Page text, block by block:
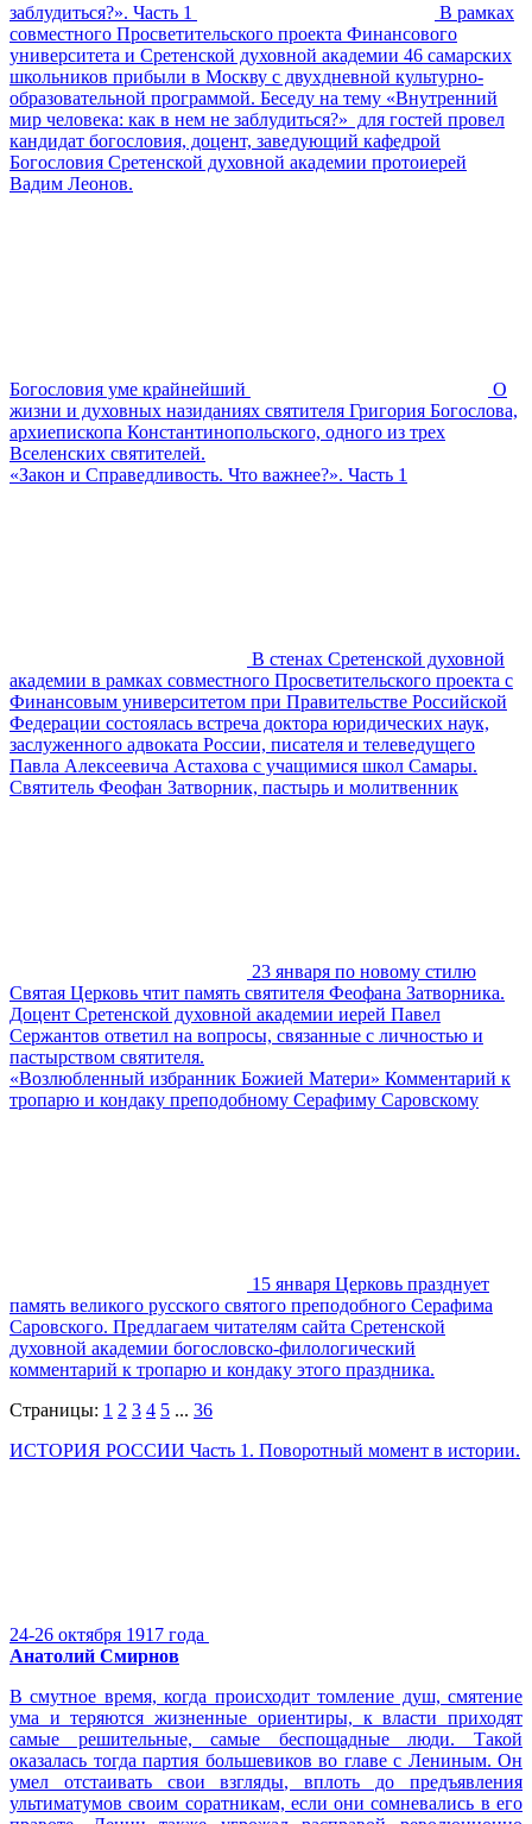
заблудиться?». Часть 1
В рамках
совместного Просветительского проекта Финансового
университета и Сретенской духовной академии 46 самарских
школьников прибыли в Москву с двухдневной культурно-
образовательной программой. Беседу на тему «Внутренний
мир человека: как в нем не заблудиться?» для гостей провел
кандидат богословия, доцент, заведующий кафедрой
Богословия Сретенской духовной академии протоиерей
Вадим Леонов.
Богословия уме крайнейший
О
жизни и духовных назиданиях святителя Григория Богослова,
архиепископа Константинопольского, одного из трех
Вселенских святителей.
«Закон и Справедливость. Что важнее?». Часть 1
В стенах Сретенской духовной
академии в рамках совместного Просветительского проекта с
Финансовым университетом при Правительстве Российской
Федерации состоялась встреча доктора юридических наук,
заслуженного адвоката России, писателя и телеведущего
Павла Алексеевича Астахова с учащимися школ Самары.
Святитель Феофан Затворник, пастырь и молитвенник
23 января по новому стилю
Святая Церковь чтит память святителя Феофана Затворника.
Доцент Сретенской духовной академии иерей Павел
Сержантов ответил на вопросы, связанные с личностью и
пастырством святителя.
«Возлюбленный избранник Божией Матери» Комментарий к
тропарю и кондаку преподобному Серафиму Саровскому
15 января Церковь празднует
память великого русского святого преподобного Серафима
Саровского. Предлагаем читателям сайта Сретенской
духовной академии богословско-филологический
комментарий к тропарю и кондаку этого праздника.
Страницы: 1 2 3 4 5 ... 36
ИСТОРИЯ РОССИИ Часть 1. Поворотный момент в истории.
24-26 октября 1917 года
Анатолий Смирнов
В смутное время, когда происходит томление душ, смятение
ума и теряются жизненные ориентиры, к власти приходят
самые решительные, самые беспощадные люди. Такой
оказалась тогда партия большевиков во главе с Лениным. Он
умел отстаивать свои взгляды, вплоть до предъявления
ультиматумов своим соратникам, если они сомневались в его